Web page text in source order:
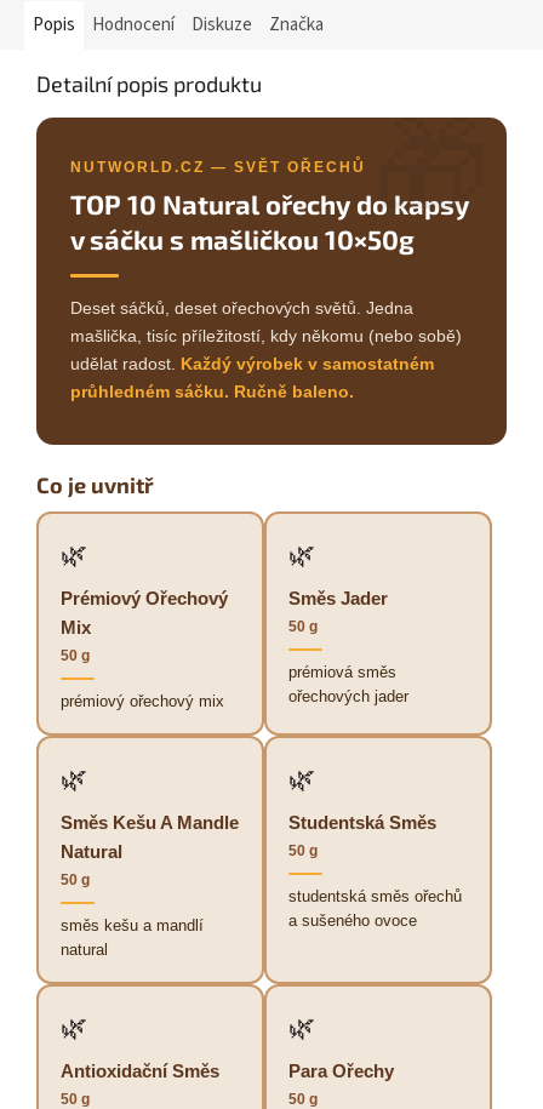
Popis Hodnocení Diskuze Značka
Detailní popis produktu
🎁
NUTWORLD.CZ — SVĚT OŘECHŮ
TOP 10 Natural ořechy do kapsy
v sáčku s mašličkou 10×50g
Deset sáčků, deset ořechových světů. Jedna
mašlička, tisíc příležitostí, kdy někomu (nebo sobě)
udělat radost. Každý výrobek v samostatném
průhledném sáčku. Ručně baleno.
Co je uvnitř
🌿
Prémiový Ořechový
Mix
50 g
prémiový ořechový mix
🌿
Směs Jader
50 g
prémiová směs
ořechových jader
🌿
Směs Kešu A Mandle
Natural
50 g
směs kešu a mandlí
natural
🌿
Studentská Směs
50 g
studentská směs ořechů
a sušeného ovoce
🌿
Antioxidační Směs
50 g
🌿
Para Ořechy
50 g